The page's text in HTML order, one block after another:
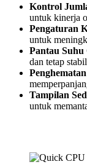
Kontrol
untuk kinerja
Pengaturan
untuk
Pantau Suhu
dan tetap
Tampilan
untuk